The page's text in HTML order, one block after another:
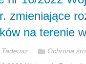
zmieniające
na terenie
Tadeusz Ochrona